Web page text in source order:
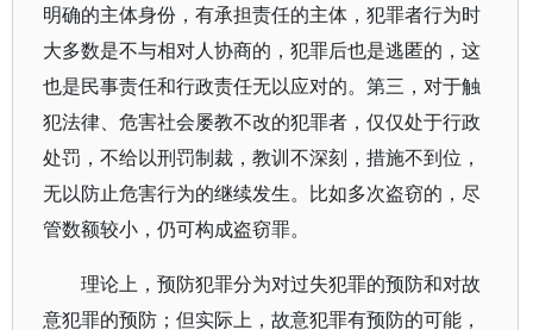
明确的主体身份，有承担责任的主体，犯罪者行为时
大多数是不与相对人协商的，犯罪后也是逃匿的，这
也是民事责任和行政责任无以应对的。第三，对于触
犯法律、危害社会屡教不改的犯罪者，仅仅处于行政
处罚，不给以刑罚制裁，教训不深刻，措施不到位，
无以防止危害行为的继续发生。比如多次盗窃的，尽
管数额较小，仍可构成盗窃罪。
理论上，预防犯罪分为对过失犯罪的预防和对故
意犯罪的预防；但实际上，故意犯罪有预防的可能，